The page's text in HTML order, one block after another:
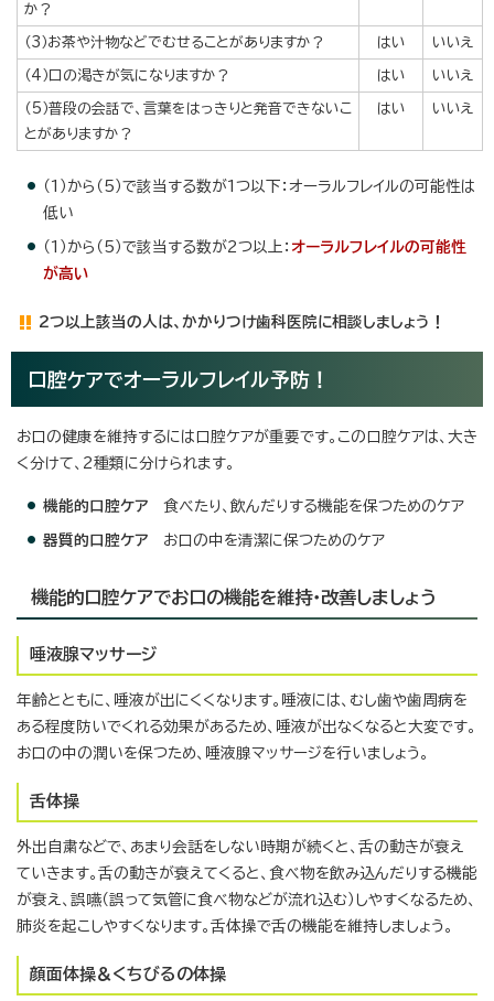
か？
（3）お茶や汁物などでむせることがありますか？ はい いいえ
（4）口の渇きが気になりますか？ はい いいえ
（5）普段の会話で、言葉をはっきりと発音できないこ
とがありますか？
はい いいえ
（1）から（5）で該当する数が1つ以下：オーラルフレイルの可能性は
低い
（1）から（5）で該当する数が2つ以上： オーラルフレイルの可能性
が高い
2つ以上該当の人は、かかりつけ歯科医院に相談しましょう！
口腔ケアでオーラルフレイル予防！
お口の健康を維持するには口腔ケアが重要です。この口腔ケアは、大き
く分けて、2種類に分けられます。
機能的口腔ケア 食べたり、飲んだりする機能を保つためのケア
器質的口腔ケア お口の中を清潔に保つためのケア
機能的口腔ケアでお口の機能を維持・改善しましょう
唾液腺マッサージ
年齢とともに、唾液が出にくくなります。唾液には、むし歯や歯周病を
ある程度防いでくれる効果があるため、唾液が出なくなると大変です。
お口の中の潤いを保つため、唾液腺マッサージを行いましょう。
舌体操
外出自粛などで、あまり会話をしない時期が続くと、舌の動きが衰え
ていきます。舌の動きが衰えてくると、食べ物を飲み込んだりする機能
が衰え、誤嚥（誤って気管に食べ物などが流れ込む）しやすくなるため、
肺炎を起こしやすくなります。舌体操で舌の機能を維持しましょう。
顔面体操＆くちびるの体操